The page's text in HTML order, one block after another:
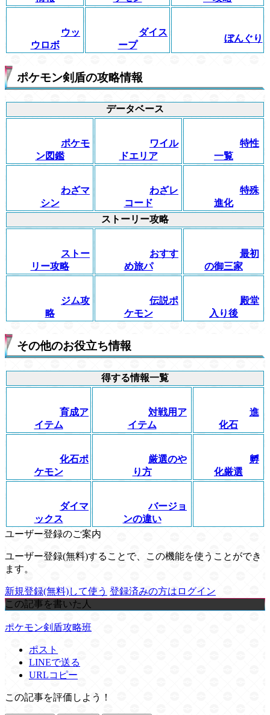
ウッ
ウロボ
ダイス
ープ
ぼんぐり
ポケモン剣盾の攻略情報
データベース
ポケモ
ン図鑑
ワイル
ドエリア
特性
一覧
わざマ
シン
わざレ
コード
特殊
進化
ストーリー攻略
ストー
リー攻略
おすす
め旅パ
最初
の御三家
ジム攻
略
伝説ポ
ケモン
殿堂
入り後
その他のお役立ち情報
得する情報一覧
育成ア
イテム
対戦用ア
イテム
進
化石
化石ポ
ケモン
厳選のや
り方
孵
化厳選
ダイマ
ックス
バージョ
ンの違い
ユーザー登録のご案内
ユーザー登録(無料)することで、この機能を使うことができ
ます。
新規登録(無料)して使う 登録済みの方はログイン
この記事を書いた人
ポケモン剣盾攻略班
ポスト
LINEで送る
URLコピー
この記事を評価しよう！